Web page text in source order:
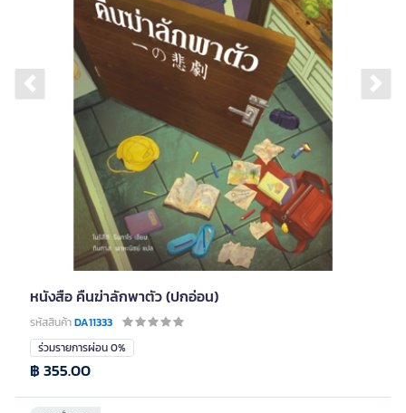
Previous slide
หนังสือ คืนฆ่าลักพาตัว (ปกอ่อน)
รหัสสินค้าDA11333
ร่วมรายการผ่อน 0%
฿ 355.00